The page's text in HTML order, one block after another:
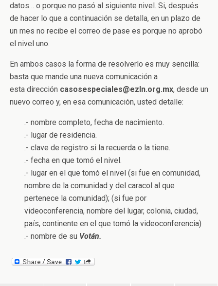
datos… o porque no pasó al siguiente nivel. Si, después
de hacer lo que a continuación se detalla, en un plazo de
un mes no recibe el correo de pase es porque no aprobó
el nivel uno.
En ambos casos la forma de resolverlo es muy sencilla:
basta que mande una nueva comunicación a
esta dirección casosespeciales@ezln.org.mx, desde un
nuevo correo y, en esa comunicación, usted detalle:
.- nombre completo, fecha de nacimiento.
.- lugar de residencia.
.- clave de registro si la recuerda o la tiene.
.- fecha en que tomó el nivel.
.- lugar en el que tomó el nivel (si fue en comunidad,
nombre de la comunidad y del caracol al que
pertenece la comunidad); (si fue por
videoconferencia, nombre del lugar, colonia, ciudad,
país, continente en el que tomó la videoconferencia)
.- nombre de su Votán.